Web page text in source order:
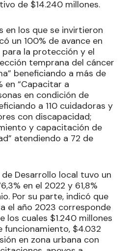
de $14.240 millones.
en los que se invirtieron
un 100% de avance en
para la protección y el
temprana del cáncer
beneficiando a más de
en “Capacitar a
en condición de
a 110 cuidadoras y
con discapacidad;
y capacitación de
atendiendo a 72 de
Desarrollo local tuvo un
en el 2022 y 61,8%
Por su parte, indicó que
el año 2023 corresponde
los cuales $1.240 millones
funcionamiento, $4.032
en zona urbana con